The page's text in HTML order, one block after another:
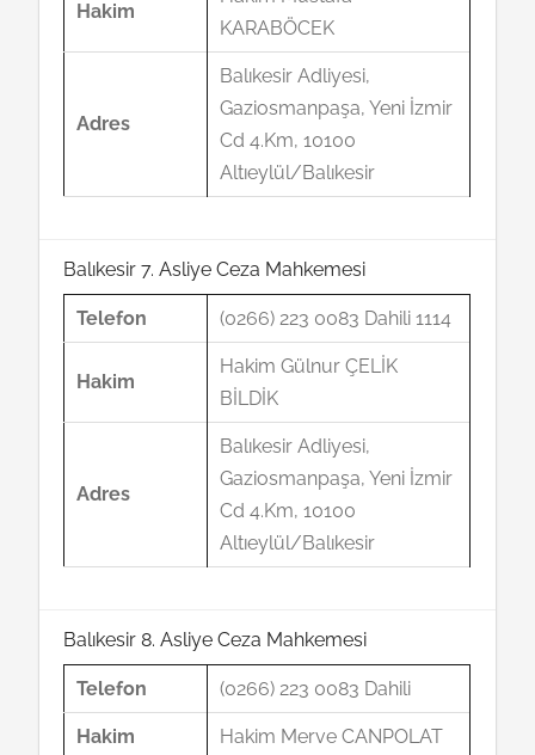
Hakim
KARABÖCEK
Adres
Balıkesir Adliyesi,
Gaziosmanpaşa, Yeni İzmir
Cd 4.Km, 10100
Altıeylül/Balıkesir
Balıkesir 7. Asliye Ceza Mahkemesi
Telefon (0266) 223 0083 Dahili 1114
Hakim
Hakim Gülnur ÇELİK
BİLDİK
Adres
Balıkesir Adliyesi,
Gaziosmanpaşa, Yeni İzmir
Cd 4.Km, 10100
Altıeylül/Balıkesir
Balıkesir 8. Asliye Ceza Mahkemesi
Telefon (0266) 223 0083 Dahili
Hakim Hakim Merve CANPOLAT